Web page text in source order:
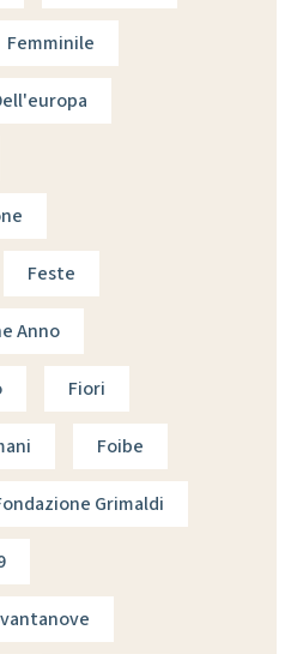
Femminile
Feste
Anno
Fiori
Foibe
Grimaldi